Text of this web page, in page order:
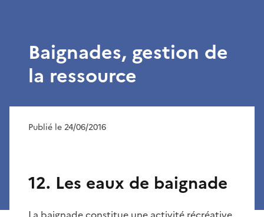
Baignades, gestion de
la ressource
Publié le 24/06/2016
12. Les eaux de baignade